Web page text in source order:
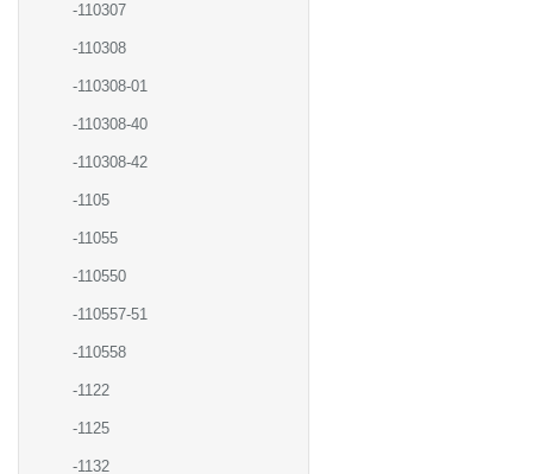
-110307
-110308
-110308-01
-110308-40
-110308-42
-1105
-11055
-110550
-110557-51
-110558
-1122
-1125
-1132